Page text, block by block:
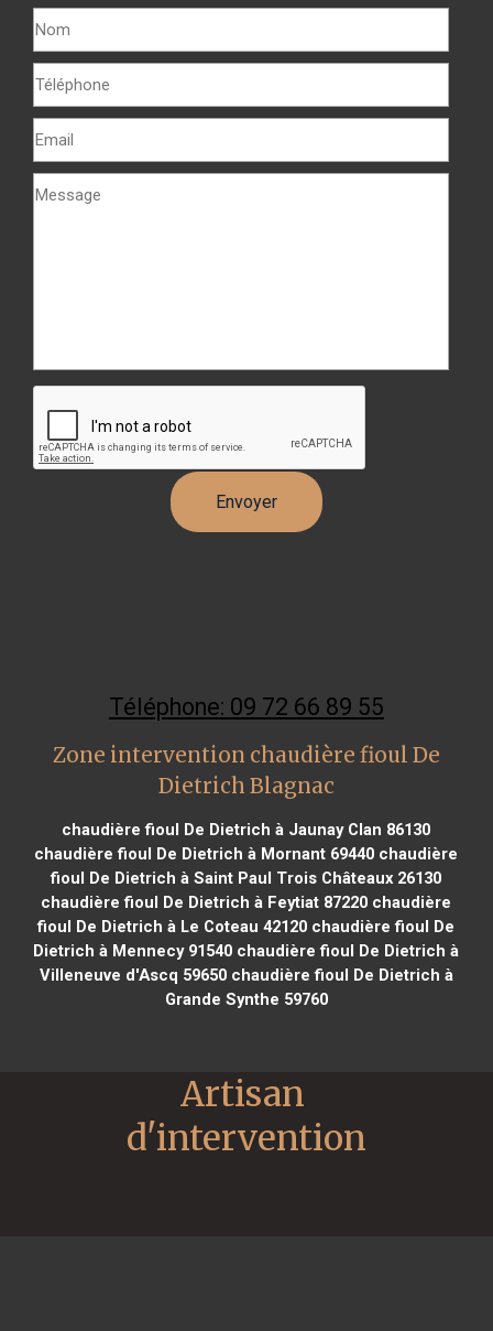
Téléphone: 09 72 66 89 55
Zone intervention chaudière fioul De
Dietrich Blagnac
chaudière fioul De Dietrich à Jaunay Clan 86130
chaudière fioul De Dietrich à Mornant 69440 chaudière
fioul De Dietrich à Saint Paul Trois Châteaux 26130
chaudière fioul De Dietrich à Feytiat 87220 chaudière
fioul De Dietrich à Le Coteau 42120 chaudière fioul De
Dietrich à Mennecy 91540 chaudière fioul De Dietrich à
Villeneuve d'Ascq 59650chaudière fioul De Dietrich à
Grande Synthe 59760
Artisan
d'intervention